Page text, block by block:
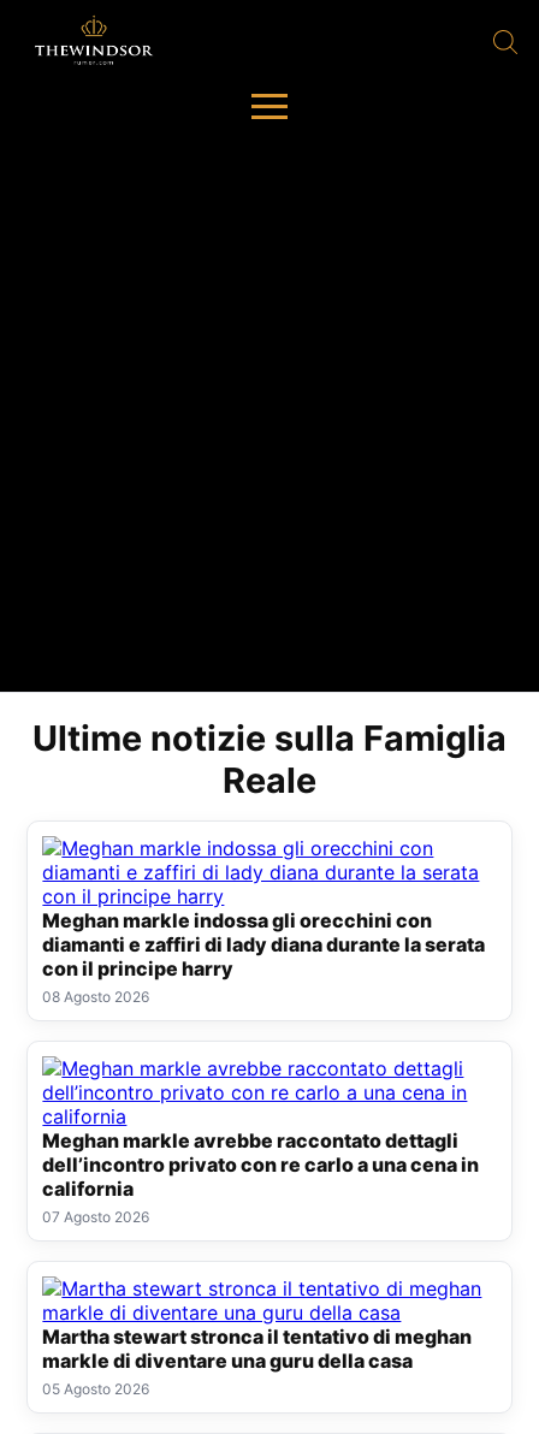
Ultime notizie sulla Famiglia
Reale
Meghan markle indossa gli orecchini con
diamanti e zaffiri di lady diana durante la serata
con il principe harry
08 Agosto 2026
Meghan markle avrebbe raccontato dettagli
dell’incontro privato con re carlo a una cena in
california
07 Agosto 2026
Martha stewart stronca il tentativo di meghan
markle di diventare una guru della casa
05 Agosto 2026